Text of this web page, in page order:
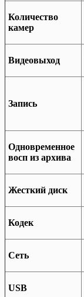
Количество
камер
Видеовыход
Запись
Одновременное
восп из архива
Жесткий диск
Кодек
Сеть
USB